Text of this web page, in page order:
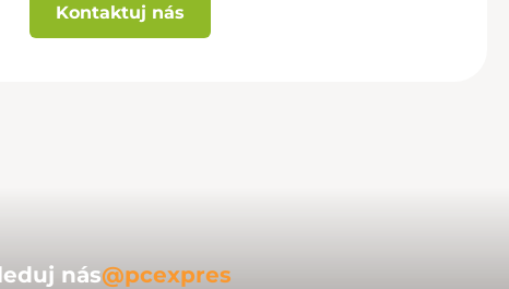
Kontaktuj nás
nás@pcexpres